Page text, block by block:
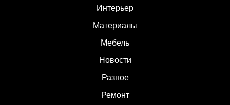
Интерьер
Материалы
Мебель
Новости
Разное
Ремонт